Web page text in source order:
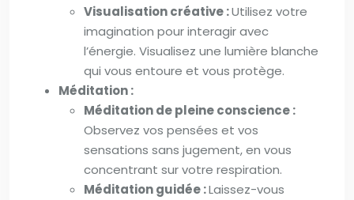
Visualisation créative :Utilisez votre
imagination pour interagir avec
l’énergie. Visualisez une lumière blanche
qui vous entoure et vous protège.
Méditation :
Méditation de pleine conscience :
Observez vos pensées et vos
sensations sans jugement, en vous
concentrant sur votre respiration.
Méditation guidée :Laissez-vous